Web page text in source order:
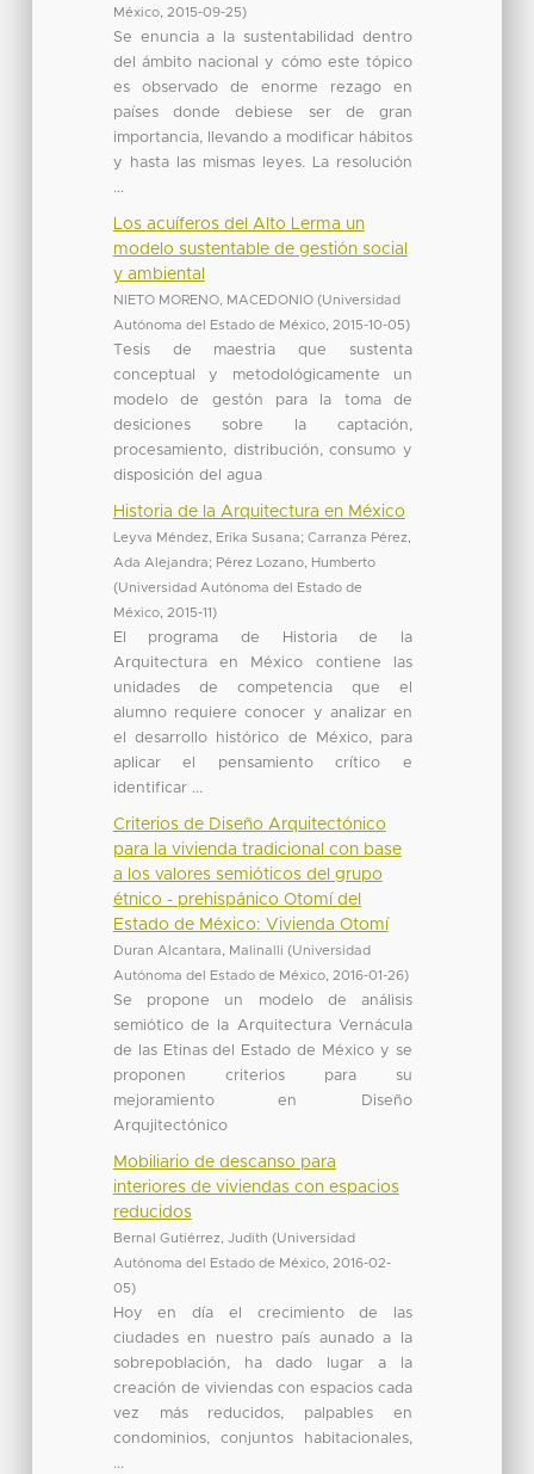
México, 2015-09-25)
Se enuncia a la sustentabilidad dentro
del ámbito nacional y cómo este tópico
es observado de enorme rezago en
países donde debiese ser de gran
importancia, llevando a modificar hábitos
y hasta las mismas leyes. La resolución
...
Los acuíferos del Alto Lerma un
modelo sustentable de gestión social
y ambiental
NIETO MORENO, MACEDONIO (Universidad
Autónoma del Estado de México, 2015-10-05)
Tesis de maestria que sustenta
conceptual y metodológicamente un
modelo de gestón para la toma de
desiciones sobre la captación,
procesamiento, distribución, consumo y
disposición del agua
Historia de la Arquitectura en México
Leyva Méndez, Erika Susana; Carranza Pérez,
Ada Alejandra; Pérez Lozano, Humberto
(Universidad Autónoma del Estado de
México, 2015-11)
El programa de Historia de la
Arquitectura en México contiene las
unidades de competencia que el
alumno requiere conocer y analizar en
el desarrollo histórico de México, para
aplicar el pensamiento crítico e
identificar ...
Criterios de Diseño Arquitectónico
para la vivienda tradicional con base
a los valores semióticos del grupo
étnico - prehispánico Otomí del
Estado de México: Vivienda Otomí
Duran Alcantara, Malinalli (Universidad
Autónoma del Estado de México, 2016-01-26)
Se propone un modelo de análisis
semiótico de la Arquitectura Vernácula
de las Etinas del Estado de México y se
proponen criterios para su
mejoramiento en Diseño
Arqujitectónico
Mobiliario de descanso para
interiores de viviendas con espacios
reducidos
Bernal Gutiérrez, Judith (Universidad
Autónoma del Estado de México,
2016-02-
05)
Hoy en día el crecimiento de las
ciudades en nuestro país aunado a la
sobrepoblación, ha dado lugar a la
creación de viviendas con espacios cada
vez más reducidos, palpables en
condominios, conjuntos habitacionales,
...